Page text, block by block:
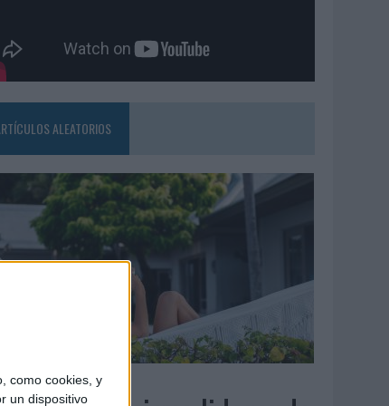
como cookies, y
un dispositivo
ALEATORIOS
2026